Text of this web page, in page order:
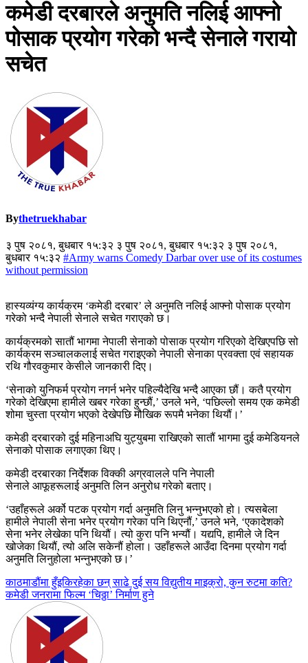
कमेडी दरबारले अनुमति नलिई आफ्नो
पोसाक प्रयोग गरेको भन्दै सेनाले गरायो
सचेत
Bythetruekhabar
३ पुष २०८१, बुधबार १५:३२ ३ पुष २०८१, बुधबार १५:३२ ३ पुष २०८१,
बुधबार १५:३२ #Army warns Comedy Darbar over use of its costumes
without permission
हास्यव्यंग्य कार्यक्रम ‘कमेडी दरबार’ ले अनुमति नलिई आफ्नो पोसाक प्रयोग
गरेको भन्दै नेपाली सेनाले सचेत गराएको छ।
कार्यक्रमको सातौं भागमा नेपाली सेनाको पोसाक प्रयोग गरिएको देखिएपछि सो
कार्यक्रम सञ्चालकलाई सचेत गराइएको नेपाली सेनाका प्रवक्ता एवं सहायक
रथि गौरवकुमार केसीले जानकारी दिए।
‘सेनाको युनिफर्म प्रयोग नगर्न भनेर पहिल्यैदेखि भन्दै आएका छौं। कतै प्रयोग
गरेको देखिएमा हामीले खबर गरेका हुन्छौं,’ उनले भने, ‘पछिल्लो समय एक कमेडी
शोमा चुस्ता प्रयोग भएको देखेपछि मौखिक रूपमै भनेका थियौं।’
कमेडी दरबारको दुई महिनाअघि युट्युबमा राखिएको सातौं भागमा दुई कमेडियनले
सेनाको पोसाक लगाएका थिए।
कमेडी दरबारका निर्देशक विक्की अग्रवालले पनि नेपाली
सेनाले आफूहरूलाई अनुमति लिन अनुरोध गरेको बताए।
‘उहाँहरूले अर्को पटक प्रयोग गर्दा अनुमति लिनु भन्नुभएको हो। त्यसबेला
हामीले नेपाली सेना भनेर प्रयोग गरेका पनि थिएनौं,’ उनले भने, ‘एकादेशको
सेना भनेर लेखेका पनि थियौं। त्यो कुरा पनि भन्यौं। यद्यपि, हामीले जे दिन
खोजेका थियौं, त्यो अलि सकेनौं होला। उहाँहरूले आउँदा दिनमा प्रयोग गर्दा
अनुमति लिनुहोला भन्नुभएको छ।’
Post
navigation
काठमाडौंमा हुँइकिरहेका छन् साढे दुई सय विद्युतीय माइक्रो, कुन रुटमा कति?
कमेडी जनरामा फिल्म ‘चिठ्ठा’ निर्माण हुने